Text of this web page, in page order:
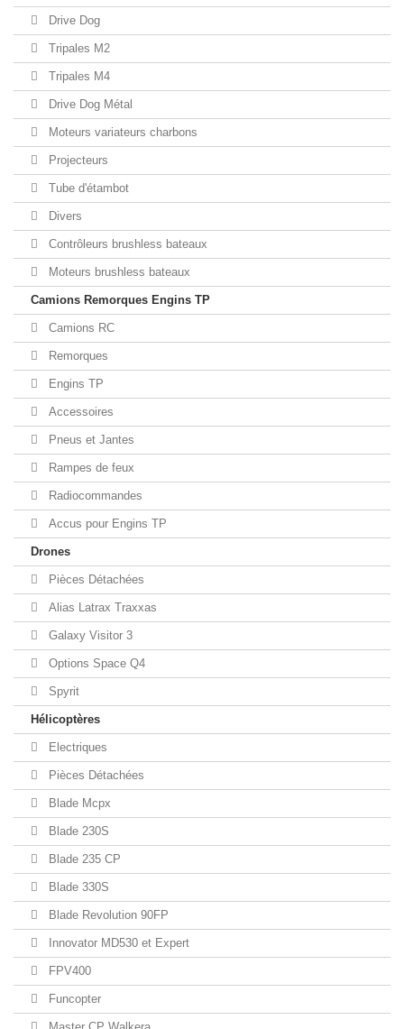
Drive Dog
Tripales M2
Tripales M4
Drive Dog Métal
Moteurs variateurs charbons
Projecteurs
Tube d'étambot
Divers
Contrôleurs brushless bateaux
Moteurs brushless bateaux
Camions Remorques Engins TP
Camions RC
Remorques
Engins TP
Accessoires
Pneus et Jantes
Rampes de feux
Radiocommandes
Accus pour Engins TP
Drones
Pièces Détachées
Alias Latrax Traxxas
Galaxy Visitor 3
Options Space Q4
Spyrit
Hélicoptères
Electriques
Pièces Détachées
Blade Mcpx
Blade 230S
Blade 235 CP
Blade 330S
Blade Revolution 90FP
Innovator MD530 et Expert
FPV400
Funcopter